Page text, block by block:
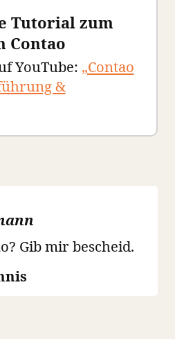
Tutorial zum
Contao
YouTube: „Contao
&
Gib mir bescheid.